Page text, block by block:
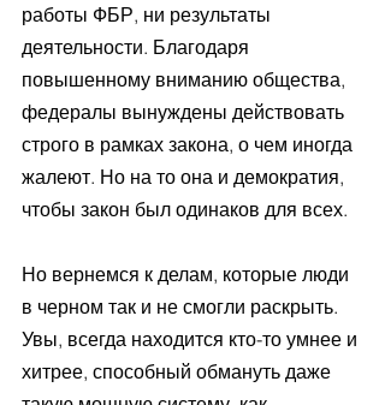
работы ФБР, ни результаты
деятельности. Благодаря
повышенному вниманию общества,
федералы вынуждены действовать
строго в рамках закона, о чем иногда
жалеют. Но на то она и демократия,
чтобы закон был одинаков для всех.
Но вернемся к делам, которые люди
в черном так и не смогли раскрыть.
Увы, всегда находится кто-то умнее и
хитрее, способный обмануть даже